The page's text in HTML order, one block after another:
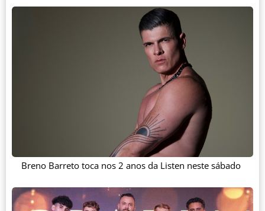
Breno Barreto toca nos 2 anos da Listen neste sábado